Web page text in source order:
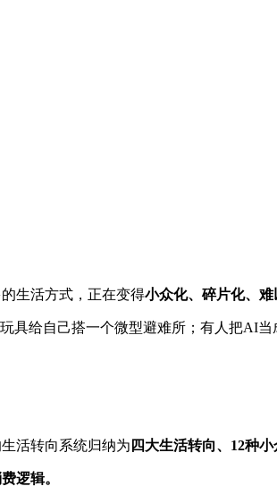
生活方式，正在变得小众化、碎片化、难
给自己搭一个微型避难所；有人把AI
活转向系统归纳为 四大生活转向、12种小
逻辑。